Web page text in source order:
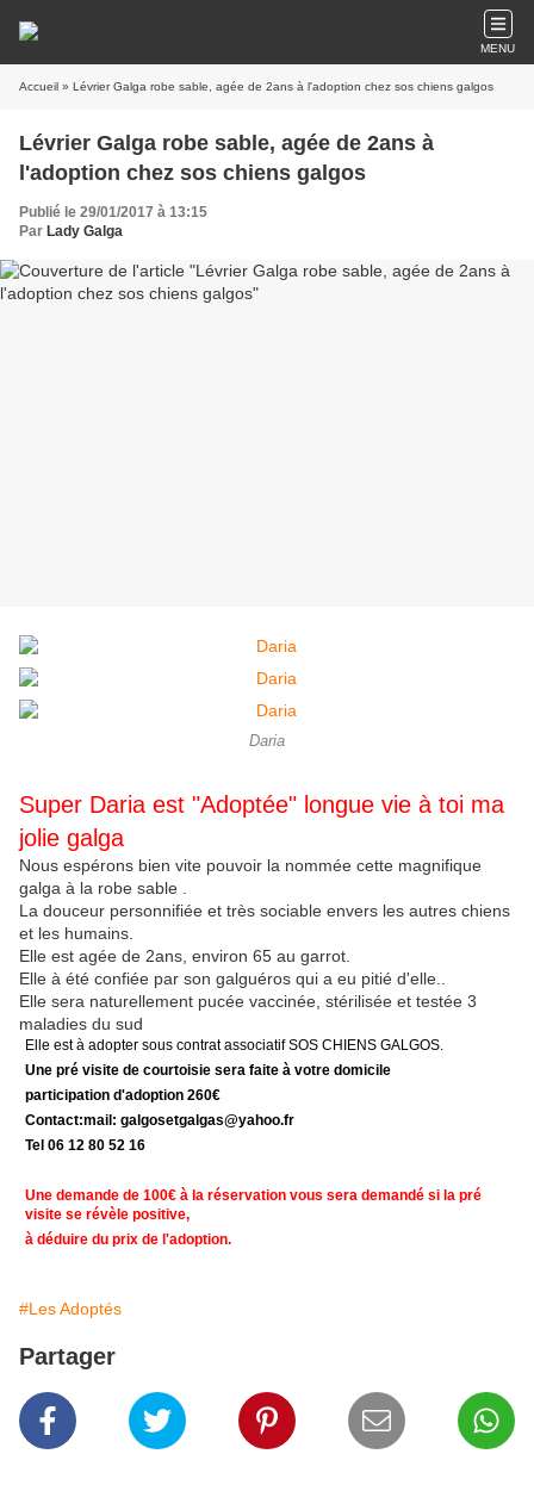
MENU
Accueil » Lévrier Galga robe sable, agée de 2ans à l'adoption chez sos chiens galgos
Lévrier Galga robe sable, agée de 2ans à
l'adoption chez sos chiens galgos
Publié le 29/01/2017 à 13:15
Par Lady Galga
Daria
Super Daria est "Adoptée" longue vie à toi ma
jolie galga
Nous espérons bien vite pouvoir la nommée cette magnifique
galga à la robe sable .
La douceur personnifiée et très sociable envers les autres chiens
et les humains.
Elle est agée de 2ans, environ 65 au garrot.
Elle à été confiée par son galguéros qui a eu pitié d'elle..
Elle sera naturellement pucée vaccinée, stérilisée et testée 3
maladies du sud
Elle est à adopter sous contrat associatif SOS CHIENS GALGOS.
Une pré visite de courtoisie sera faite à votre domicile
participation d'adoption 260€
Contact:mail: galgosetgalgas@yahoo.fr
Tel 06 12 80 52 16
Une demande de 100€ à la réservation vous sera demandé si la pré
visite se révèle positive,
à déduire du prix de l'adoption.
#Les Adoptés
Partager